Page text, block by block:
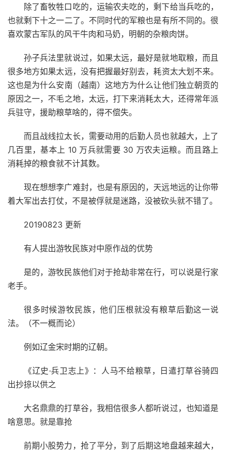
除了畜牧牲口吃的，运输农夫吃的，剩下给当兵吃的，
也就剩下十之一二了。不同时代的军粮也是有所不同的。很
喜欢蒙古军队的风干牛肉和马奶，明朝的杂粮肉饼。
孙子兵法里就说过，如果太远，最好是就地取粮，而且
很多地方如果太远，没有把握最好别去，耗资太大划不来。
这也是为什么安南（越南）这地方为什么让他们独立朝贡的
原因之一，不毛之地，太远，打下来消耗太大，还得常年派
兵驻守，援助粮草啥的，得不偿失。
而且战线拉太长，需要动用的后勤人员也就越大，上了
几百里，基本上 10 万兵就需要 30 万农夫运粮。而且路上
消耗掉的粮食就不计其数。
现在想想李广难封，也是有原因的，天远地远的让你带
着大军出去打仗，不是被俘就是迷路，没被砍头就不错了。
20190823 更新
有人提出游牧民族对中原作战的优势
是的，游牧民族他们对于抢劫非常在行，可以说是行家
老手。
很多时候游牧民族，他们压根就没有粮草后勤这一说
法。（不一概而论）
例如辽金宋时期的辽朝。
《辽史·兵卫志上》：人马不给粮草，日遣打草谷骑四
出抄掠以供之
大名鼎鼎的打草谷，我相信很多人都听说过，也知道是
啥意思。就是靠抢
前期小股势力，抢了平分，到了后期这地盘越来越大，